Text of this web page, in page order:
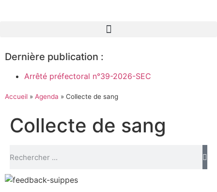
Dernière publication :
Arrêté préfectoral n°39-2026-SEC
Accueil » Agenda » Collecte de sang
Collecte de sang